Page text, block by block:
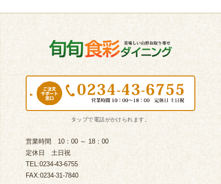
営業時間 10：00 ～ 18：00
定休日 土日祝
TEL:0234-43-6755
FAX:0234-31-7840